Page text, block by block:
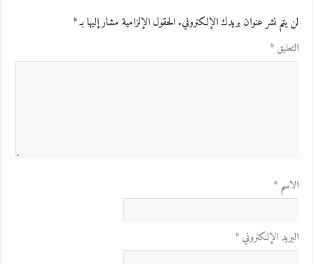
لن يتم نشر عنوان بريدك الإلكتروني.الحقول الإلزامية مشار إليها بـ*
التعليق*
الاسم*
البريد الإلكتروني*